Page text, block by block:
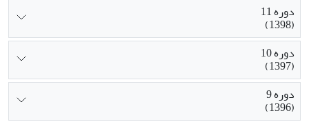
دوره 11
(1398)
دوره 10
(1397)
دوره 9
(1396)